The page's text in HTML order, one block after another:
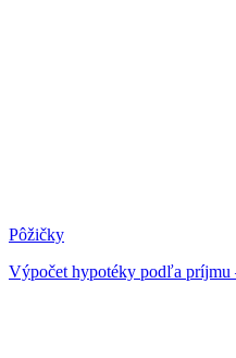
Pôžičky
Výpočet hypotéky podľa príjmu